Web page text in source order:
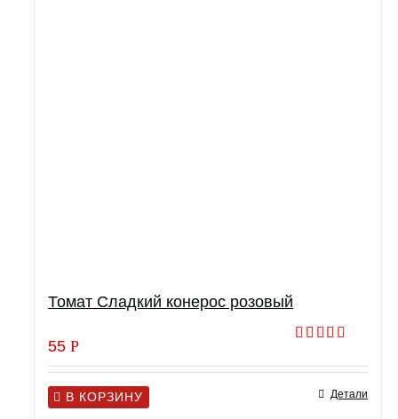
Томат Сладкий конерос розовый
5.00из 5
55 Р
В КОРЗИНУ Детали